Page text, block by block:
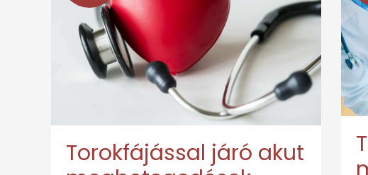
Torokfájással járó akut
akut
megbetegedések
terápiája